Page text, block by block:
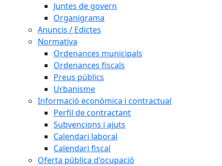
Juntes de govern
Organigrama
Anuncis / Edictes
Normativa
Ordenances municipals
Ordenances fiscals
Preus públics
Urbanisme
Informació econòmica i contractual
Perfil de contractant
Subvencions i ajuts
Calendari laboral
Calendari fiscal
Oferta pública d'ocupació